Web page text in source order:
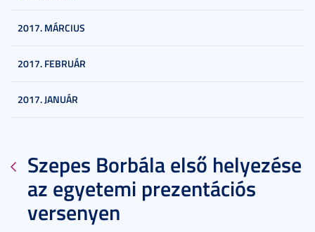
2017. MÁRCIUS
2017. FEBRUÁR
2017. JANUÁR
Szepes Borbála első helyezése
az egyetemi prezentációs
versenyen